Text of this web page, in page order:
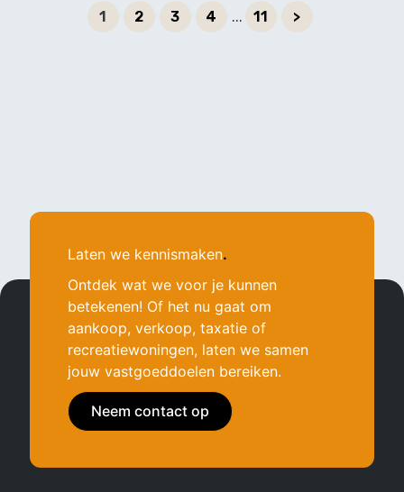
Laten we kennismaken.
Ontdek wat we voor je kunnen
betekenen! Of het nu gaat om
aankoop, verkoop, taxatie of
recreatiewoningen, laten we samen
jouw vastgoeddoelen bereiken.
Neem contact op